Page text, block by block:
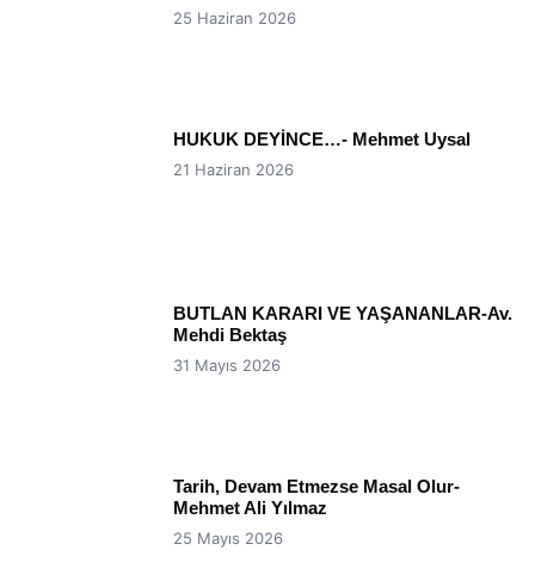
25 Haziran 2026
HUKUK DEYİNCE…- Mehmet Uysal
21 Haziran 2026
BUTLAN KARARI VE YAŞANANLAR-Av.
Mehdi Bektaş
31 Mayıs 2026
Tarih, Devam Etmezse Masal Olur-
Mehmet Ali Yılmaz
25 Mayıs 2026